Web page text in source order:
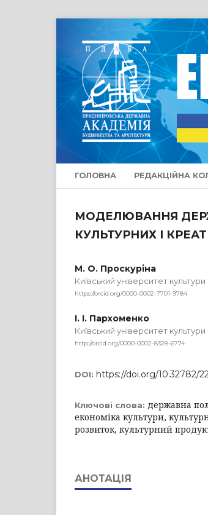
ГОЛОВНА РЕДАКЦІЙНА
МОДЕЛЮВАННЯ
КУЛЬТУРНИХ І
М. О. Проскуріна
Київський університет культури
https://orcid.org/0000-0002-7701-9784
І. І. Пархоменко
Київський університет культури
http://orcid.org/0000-0002-8328-6774
DOI: https://doi.org/10.32782/
Ключові слова: державна
економіка культури,
розвиток, культурний
АНОТАЦІЯ